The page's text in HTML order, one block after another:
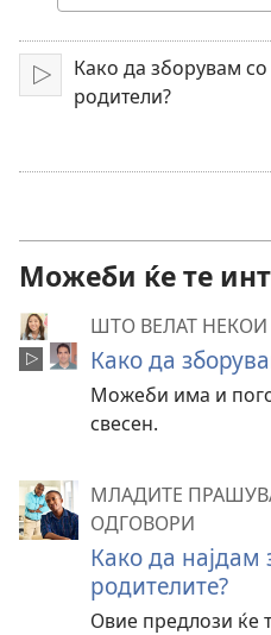
јазик
Пушти
Како да зборувам
родители?
Можеби ќе те
ШТО ВЕЛАТ
Како да
Можеби има и
свесен.
МЛАДИТЕ
ОДГОВОРИ
Како да најдам
родителите?
Овие предлози ќе